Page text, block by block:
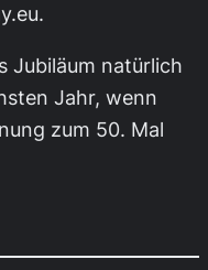
Jubiläum natürlich
Jahr, wenn
zum 50. Mal